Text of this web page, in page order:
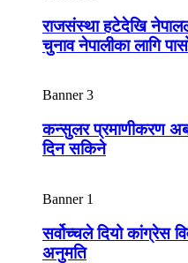
राजसंस्था हटेदेखि
चुनाव नेपालीका लागि
Banner 3
कन्सुलर प्रमाणीकरण
दिन सकिने
Banner 1
सर्वोच्चले दियो कांग्रेस
अनुमति